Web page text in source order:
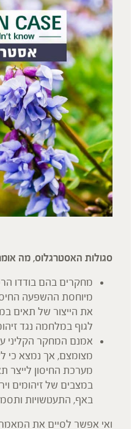
סגולות האסטרגלוס, מה
מחקרים בהם בודדו
מיוחסת ההשפעה
את הייצור של תאים
לגוף במלחמה נגד
אמנם המחקר הקליני
מצומצם, אך נמצא כי
מערכת החיסון לייצר
במצבים של זיהומים
באף, התעטשויות